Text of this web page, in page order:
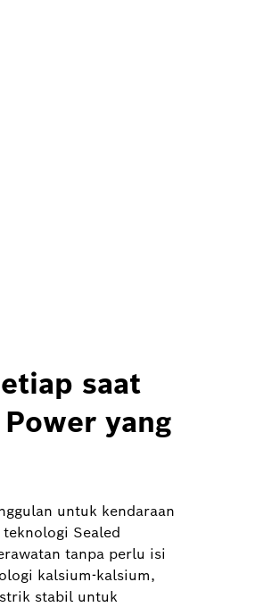
saat
yang
untuk kendaraan
Sealed
tanpa perlu isi
kalsium-kalsium,
stabil untuk